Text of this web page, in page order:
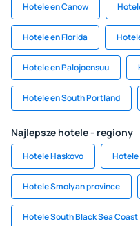
Hotele en Canow
Hotele en Florida
Hotele en Palojoensuu
Hotele en South Portland
Najlepsze hotele - regiony
Hotele Haskovo Hotele
Hotele Smolyan province
Hotele South Black Sea Coast